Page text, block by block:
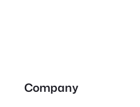
Company